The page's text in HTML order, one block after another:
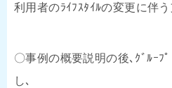
利用者のﾗｲﾌｽﾀｲﾙの変更に伴
〇事例の概要説明の後､ｸﾞﾙｰﾌ
し､